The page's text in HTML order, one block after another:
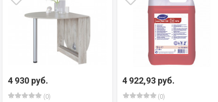
4 930 руб.
(0)
4 922,93 руб.
(0)